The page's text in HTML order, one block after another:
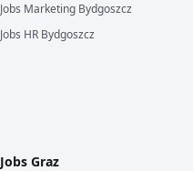
Jobs Marketing Bydgoszcz
Jobs HR Bydgoszcz
Jobs Graz